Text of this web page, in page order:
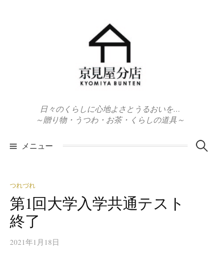
日々のくらしに心地よさとうるおいを…
～贈り物・うつわ・お茶・くらしの道具～
メニュー 検
つれづれ
第1回大学入学共通テスト
終了
2021年1月18日